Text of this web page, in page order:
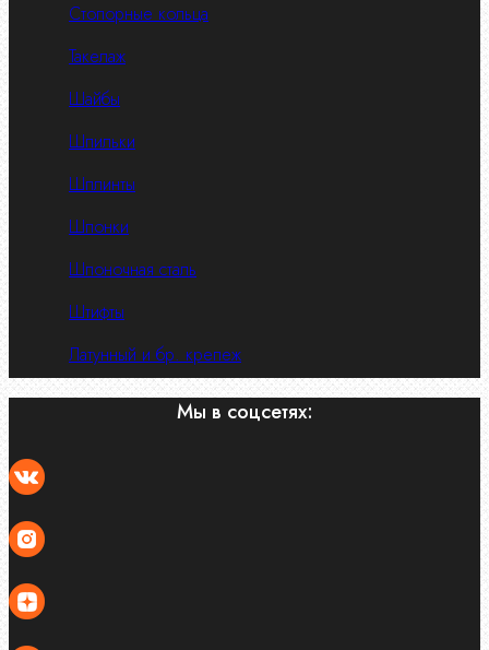
Стопорные кольца
Такелаж
Шайбы
Шпильки
Шплинты
Шпонки
Шпоночная сталь
Штифты
Латунный и бр. крепеж
Мы в соцсетях: